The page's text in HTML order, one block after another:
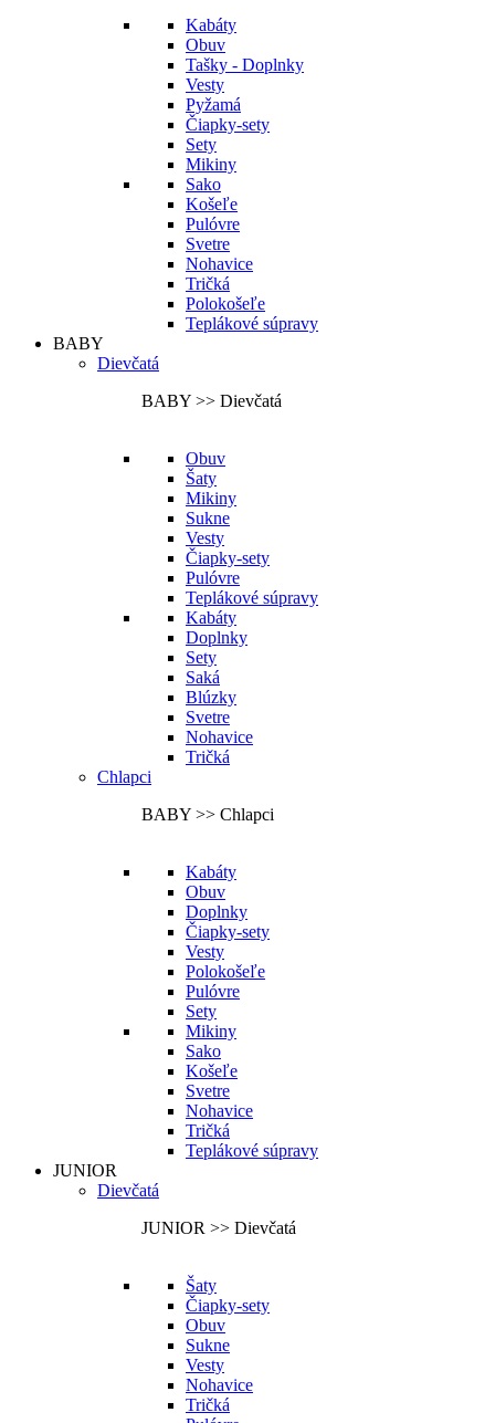
Kabáty
Obuv
Tašky - Doplnky
Vesty
Pyžamá
Čiapky-sety
Sety
Mikiny
Sako
Košeľe
Pulóvre
Svetre
Nohavice
Tričká
Polokošeľe
Teplákové súpravy
BABY
Dievčatá
BABY >> Dievčatá
Obuv
Šaty
Mikiny
Sukne
Vesty
Čiapky-sety
Pulóvre
Teplákové súpravy
Kabáty
Doplnky
Sety
Saká
Blúzky
Svetre
Nohavice
Tričká
Chlapci
BABY >> Chlapci
Kabáty
Obuv
Doplnky
Čiapky-sety
Vesty
Polokošeľe
Pulóvre
Sety
Mikiny
Sako
Košeľe
Svetre
Nohavice
Tričká
Teplákové súpravy
JUNIOR
Dievčatá
JUNIOR >> Dievčatá
Šaty
Čiapky-sety
Obuv
Sukne
Vesty
Nohavice
Tričká